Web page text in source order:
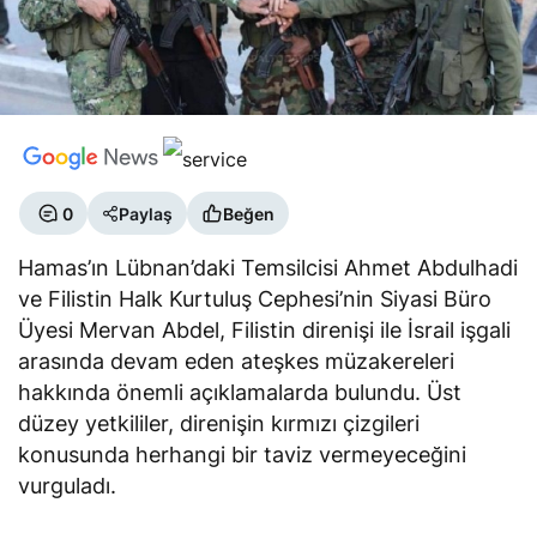
0 Paylaş Beğen
Hamas’ın Lübnan’daki Temsilcisi Ahmet Abdulhadi
ve Filistin Halk Kurtuluş Cephesi’nin Siyasi Büro
Üyesi Mervan Abdel, Filistin direnişi ile İsrail işgali
arasında devam eden ateşkes müzakereleri
hakkında önemli açıklamalarda bulundu. Üst
düzey yetkililer, direnişin kırmızı çizgileri
konusunda herhangi bir taviz vermeyeceğini
vurguladı.